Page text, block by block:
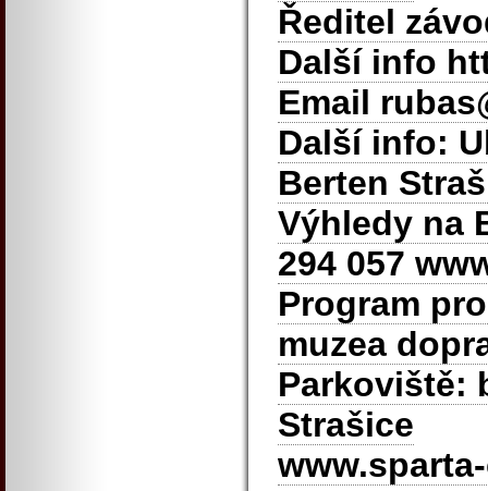
Ředitel
Další info
Email
Další info:
Berten
Výhledy na
294 057
Program
muzea
Parkoviště:
Strašice